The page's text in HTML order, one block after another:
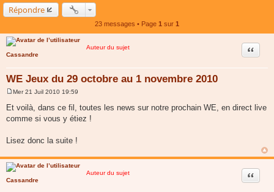
Répondre
23 messages • Page 1 sur 1
Auteur du sujet
Cassandre
WE Jeux du 29 octobre au 1 novembre 2010
Citer
e
s
s
e
Mer 21 Juil 2010 19:59
Et voilà, dans ce fil, toutes les news sur notre prochain WE, en direct live
comme si vous y étiez !
Lisez donc la suite !
Auteur du sujet
Cassandre
Citer